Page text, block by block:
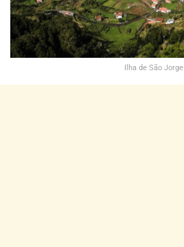
Ilha de São Jorge